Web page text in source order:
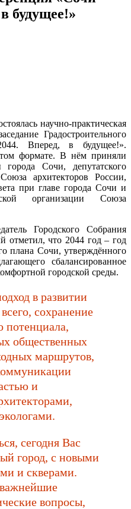
будущее!»
научно-практическая
Градостроительного
Вперед, в будущее!».
формате. В нём приняли
города Сочи, депутатского
архитекторов России,
при главе города Сочи и
организации Союза
Городского Собрания
отметил, что 2044 год – год
плана Сочи, утверждённого
сбалансированное
городской среды.
в развитии
сохранение
потенциала,
общественных
маршрутов,
и
сегодня Вас
город, с новыми
и скверами.
вопросы,